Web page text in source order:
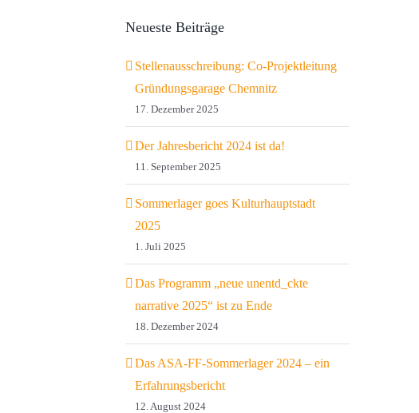
Neueste Beiträge
Stellenausschreibung: Co-Projektleitung
Gründungsgarage Chemnitz
17. Dezember 2025
Der Jahresbericht 2024 ist da!
11. September 2025
Sommerlager goes Kulturhauptstadt
2025
1. Juli 2025
Das Programm „neue unentd_ckte
narrative 2025“ ist zu Ende
18. Dezember 2024
Das ASA-FF-Sommerlager 2024 – ein
Erfahrungsbericht
12. August 2024